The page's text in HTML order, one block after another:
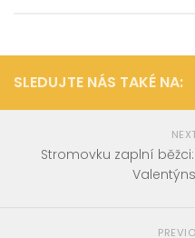
SLEDUJTE NÁS TAKÉ NA:
Stromovku zaplní